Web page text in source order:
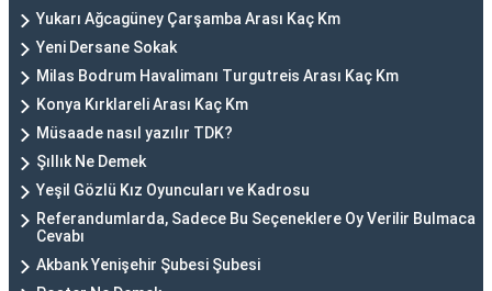
Yukarı Ağcagüney Çarşamba Arası Kaç Km
Yeni Dersane Sokak
Milas Bodrum Havalimanı Turgutreis Arası Kaç Km
Konya Kırklareli Arası Kaç Km
Müsaade nasıl yazılır TDK?
Şıllık Ne Demek
Yeşil Gözlü Kız Oyuncuları ve Kadrosu
Referandumlarda, Sadece Bu Seçeneklere Oy Verilir Bulmaca
Cevabı
Akbank Yenişehir Şubesi Şubesi